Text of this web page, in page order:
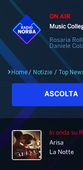
ON AIR
Music
Rosaria
Daniele
Home
Home/ Notizie / Top
ASCOLTA
In onda su
Arisa
La Notte